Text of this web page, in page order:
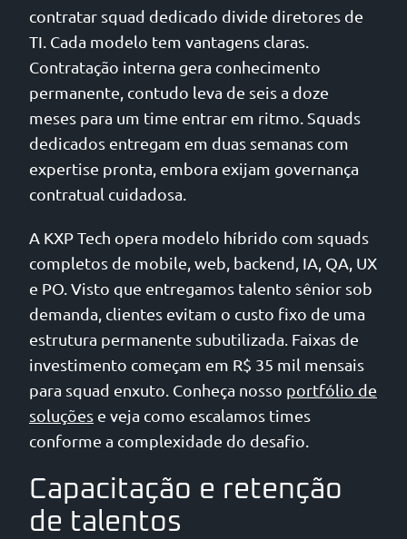
contratar squad dedicado divide diretores de
TI. Cada modelo tem vantagens claras.
Contratação interna gera conhecimento
permanente, contudo leva de seis a doze
meses para um time entrar em ritmo. Squads
dedicados entregam em duas semanas com
expertise pronta, embora exijam governança
contratual cuidadosa.
A KXP Tech opera modelo híbrido com squads
completos de mobile, web, backend, IA, QA, UX
e PO. Visto que entregamos talento sênior sob
demanda, clientes evitam o custo fixo de uma
estrutura permanente subutilizada. Faixas de
investimento começam em R$ 35 mil mensais
para squad enxuto. Conheça nosso portfólio de
soluções e veja como escalamos times
conforme a complexidade do desafio.
Capacitação e retenção
de talentos